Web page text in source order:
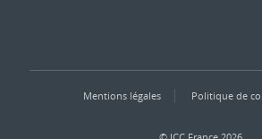
Mentions légales Politique de